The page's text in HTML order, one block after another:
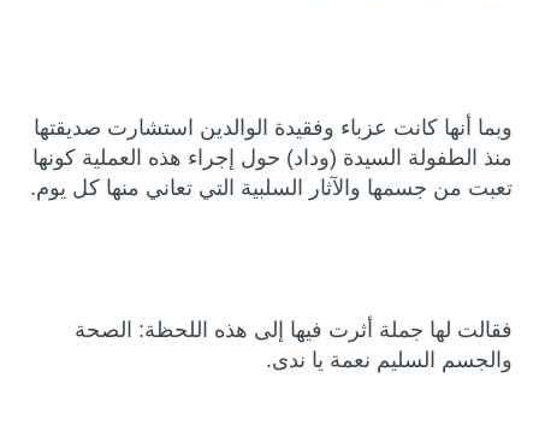
وبما أنها كانت عزباء وفقيدة الوالدين استشارت صديقتها
منذ الطفولة السيدة (وداد) حول إجراء هذه العملية كونها
تعبت من جسمها والآثار السلبية التي تعاني منها كل يوم.
فقالت لها جملة أثرت فيها إلى هذه اللحظة: الصحة
والجسم السليم نعمة يا ندى.